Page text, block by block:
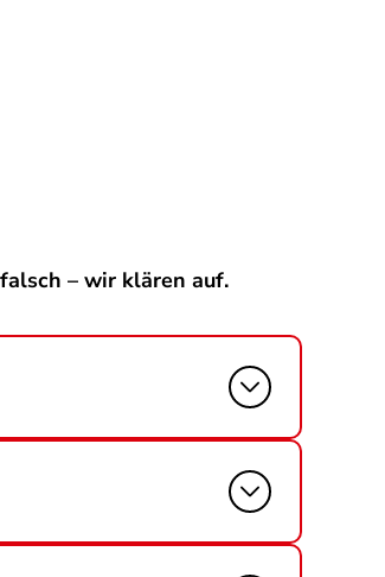
– wir klären auf.